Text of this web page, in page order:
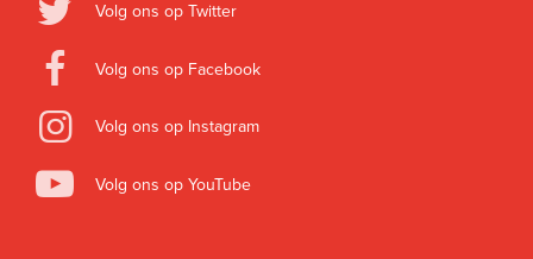
Volg ons op Twitter
Volg ons op Facebook
Volg ons op Instagram
Volg ons op YouTube